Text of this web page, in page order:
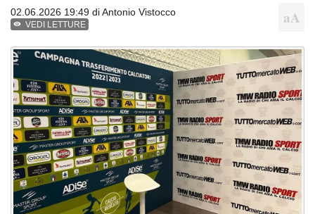
02.06.2026 19:49 diAntonio Vistocco
VEDI LETTURE